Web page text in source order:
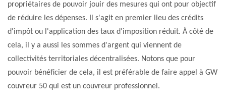
propriétaires de pouvoir jouir des mesures qui ont pour objectif
de réduire les dépenses. Il s'agit en premier lieu des crédits
d'impôt ou l'application des taux d'imposition réduit. À côté de
cela, il y a aussi les sommes d'argent qui viennent de
collectivités territoriales décentralisées. Notons que pour
pouvoir bénéficier de cela, il est préférable de faire appel à GW
couvreur 50 qui est un couvreur professionnel.